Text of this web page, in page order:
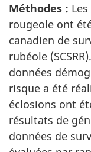
Méthodes :
rougeole ont
canadien de
rubéole
données
risque a été
éclosions ont
résultats de
données de